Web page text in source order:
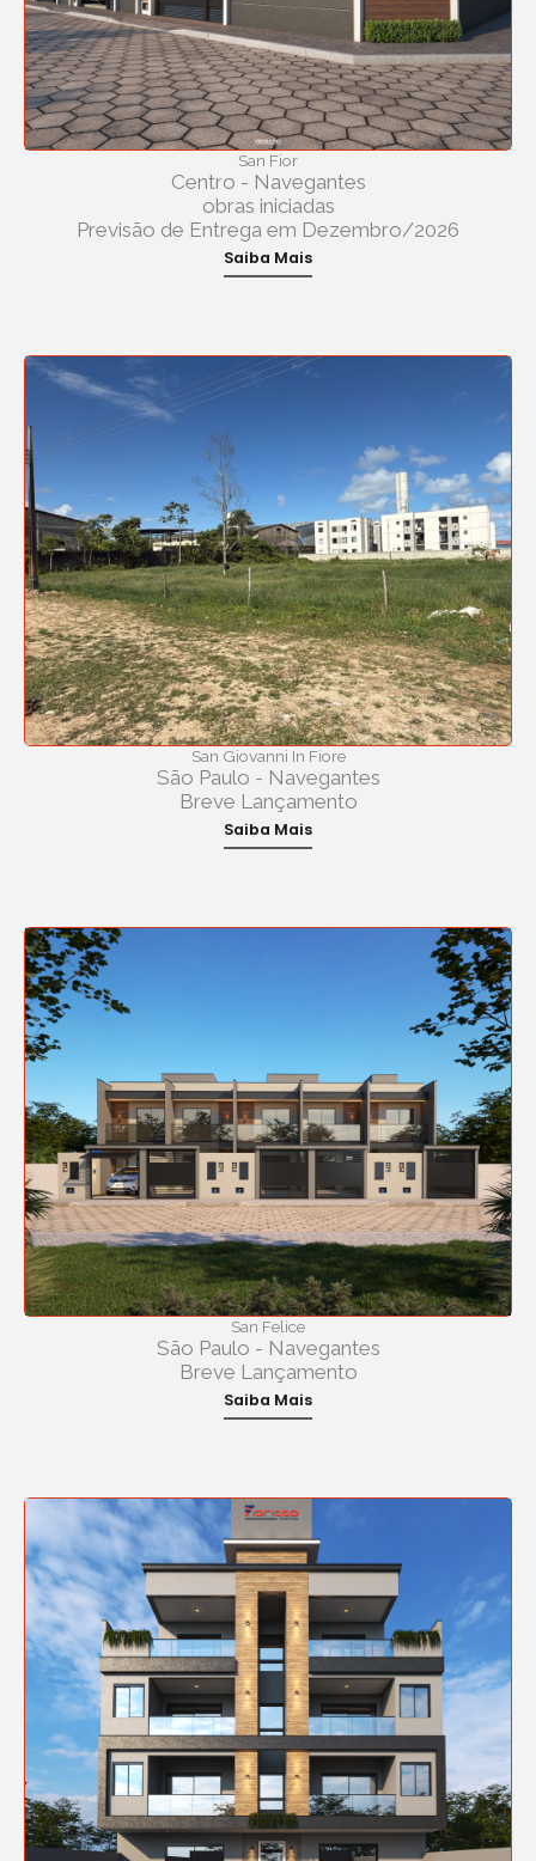
San Fior
Centro - Navegantes
obras iniciadas
Previsão de Entrega em Dezembro/2026
Saiba Mais
San Giovanni In Fiore
São Paulo - Navegantes
Breve Lançamento
Saiba Mais
San Felice
São Paulo - Navegantes
Breve Lançamento
Saiba Mais